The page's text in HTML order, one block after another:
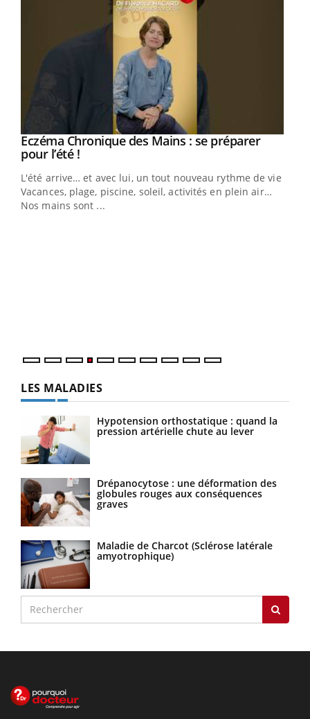
Youtube
Eczéma Chronique des Mains : se préparer
pour l’été !Youtube
L'été arrive… et avec lui, un tout nouveau rythme de vie !
Vacances, plage, piscine, soleil, activités en plein air…
Nos mains sont ...
LES MALADIES
Hypotension orthostatique : quand la
pression artérielle chute au lever
Drépanocytose : une déformation des
globules rouges aux conséquences
graves
Maladie de Charcot (Sclérose latérale
amyotrophique)